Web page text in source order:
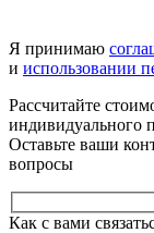
Я принимаю
и использовании
Рассчитайте
индивидуального
Оставьте ваши
вопросы
Как с вами